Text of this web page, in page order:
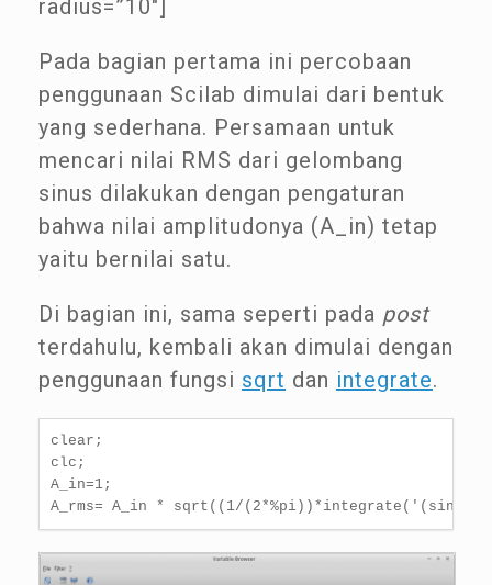
radius=”10″]
Pada bagian pertama ini percobaan
penggunaan Scilab dimulai dari bentuk
yang sederhana. Persamaan untuk
mencari nilai RMS dari gelombang
sinus dilakukan dengan pengaturan
bahwa nilai amplitudonya (A_in) tetap
yaitu bernilai satu.
Di bagian ini, sama seperti pada post
terdahulu, kembali akan dimulai dengan
penggunaan fungsi sqrt dan integrate.
clear;
clc;
A_in=1;
A_rms= A_in * sqrt((1/